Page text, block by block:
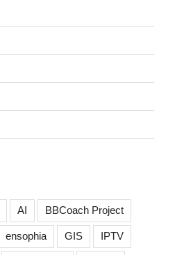
AI BBCoach Project
ensophia GIS IPTV